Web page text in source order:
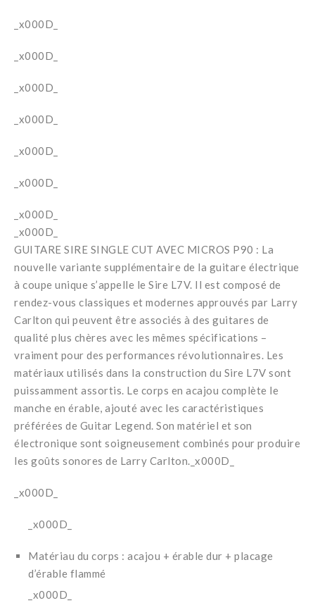
_x000D_
_x000D_
_x000D_
_x000D_
_x000D_
_x000D_
_x000D_
_x000D_
GUITARE SIRE SINGLE CUT AVEC MICROS P90 : La
nouvelle variante supplémentaire de la guitare électrique
à coupe unique s’appelle le Sire L7V. Il est composé de
rendez-vous classiques et modernes approuvés par Larry
Carlton qui peuvent être associés à des guitares de
qualité plus chères avec les mêmes spécifications –
vraiment pour des performances révolutionnaires. Les
matériaux utilisés dans la construction du Sire L7V sont
puissamment assortis. Le corps en acajou complète le
manche en érable, ajouté avec les caractéristiques
préférées de Guitar Legend. Son matériel et son
électronique sont soigneusement combinés pour produire
les goûts sonores de Larry Carlton._x000D_
_x000D_
_x000D_
Matériau du corps : acajou + érable dur + placage
d’érable flammé
_x000D_